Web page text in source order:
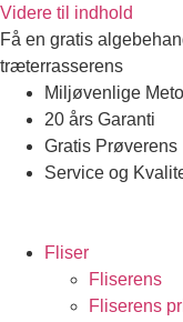
Videre til indhold
Få en gratis
træterrasserens
Miljøvenlige
20 års Garanti
Gratis Prøverens
Service og
Fliser
Fliserens
Fliserens